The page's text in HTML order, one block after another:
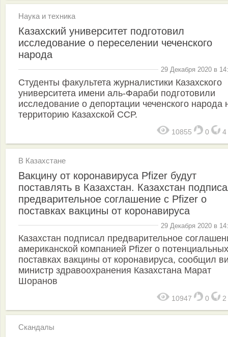
Наука и техника
Казахский университет подготовил
исследование о переселении чеченского
народа
29 Декабря 2020 в
Студенты факультета журналистики Казахского
университета имени аль-Фараби подготовили
исследование о депортации чеченского народа
территорию Казахской ССР.
10855 0 4
В Казахстане
Вакцину от коронавируса Pfizer будут
поставлять в Казахстан. Казахстан
предварительное соглашение с Pfizer о
поставках вакцины от коронавируса
29 Декабря 2020 в
Казахстан подписал предварительное
американской компанией Pfizer о потенциальных
поставках вакцины от коронавируса, сообщил
министр здравоохранения Казахстана Марат
Шоранов
10947 0 2
Скандалы